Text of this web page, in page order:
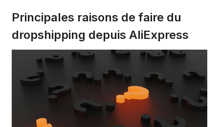
Principales raisons de faire du
dropshipping depuis AliExpress